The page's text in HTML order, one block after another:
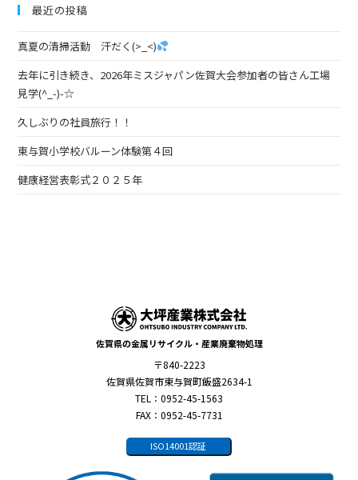
最近の投稿
真夏の清掃活動 汗だく(>_<)
去年に引き続き、2026年ミスジャパン佐賀大会参加者の皆さん工場
見学(^_-)-☆
久しぶりの社員旅行！！
東与賀小学校バルーン体験第４回
健康経営表彰式２０２５年
佐賀県の金属リサイクル・産業廃棄物処理
〒840-2223
佐賀県佐賀市東与賀町飯盛2634-1
TEL：0952-45-1563
FAX：0952-45-7731
ISO14001認証